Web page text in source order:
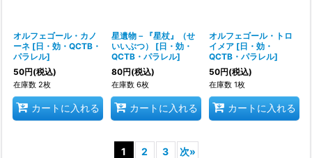
オルフェゴール・カノ
ーネ [日・効・QCTB・
パラレル]
50円(税込)
在庫数 2枚
カートに入れる
星遺物－『星杖』（せ
いいぶつ）
[日・効・
QCTB・パラレル]
80円(税込)
在庫数 6枚
カートに入れる
オルフェゴール・トロ
イメア [日・効・
QCTB・パラレル]
50円(税込)
在庫数 1枚
カートに入れる
1 2 3 次»